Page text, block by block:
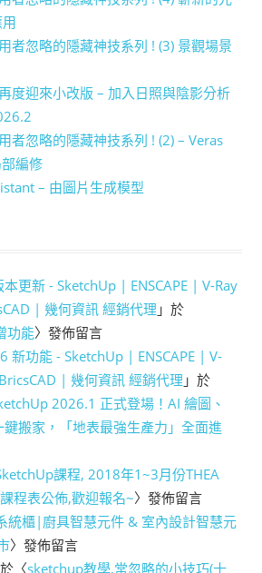
者忽略的隱藏神技系列 ! (3) 景觀場景
度迎來小改版 – 加入日照與陰影分析
者忽略的隱藏神技系列 ! (2) – Veras
編修
– 由圖片生成模型
本更新 - SketchUp | ENSCAPE | V-Ray
| 幾何資訊 經銷代理 」於
功能〉發佈留言
新功能 - SketchUp | ENSCAPE | V-
| 幾何資訊 經銷代理 」於
2026.1 正式登場！AI 繪圖、
鍵搬家，「地表最強生產力」全面進
課程, 2018年1~3月份THEA
程表公佈,歡迎報名~〉發佈留言
統櫃|廚具智慧元件 & 室內設計智慧元
〉發佈留言
〈sketchup教學,常忽略的小技巧(十